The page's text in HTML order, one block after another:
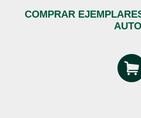
COMPRAR